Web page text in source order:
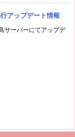
アップデート情報
サーバーにてアップデ